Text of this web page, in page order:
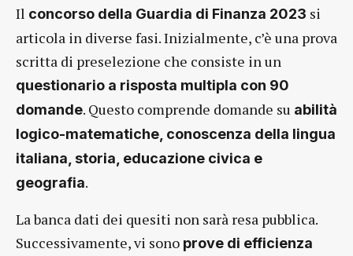
Il concorso della Guardia di Finanza 2023 si
articola in diverse fasi. Inizialmente, c’è una prova
scritta di preselezione che consiste in un
questionario a risposta multipla con 90
domande. Questo comprende domande su abilità
logico-matematiche, conoscenza della lingua
italiana, storia, educazione civica e
geografia.
La banca dati dei quesiti non sarà resa pubblica.
Successivamente, vi sono prove di efficienza